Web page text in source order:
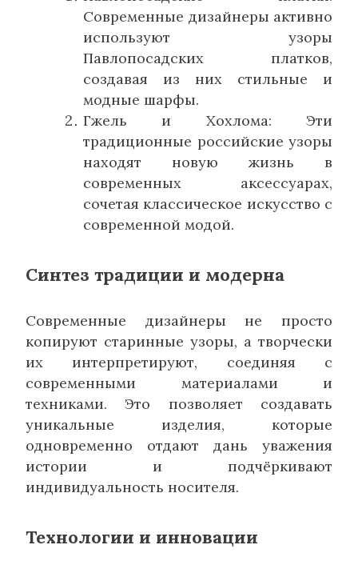
Современные дизайнеры активно
используют узоры
Павлопосадских платков,
создавая из них стильные и
модные шарфы.
Гжель и Хохлома: Эти
традиционные российские узоры
находят новую жизнь в
современных аксессуарах,
сочетая классическое искусство с
современной модой.
Синтез традиции и модерна
Современные дизайнеры не просто
копируют старинные узоры, а творчески
их интерпретируют, соединяя с
современными материалами и
техниками. Это позволяет создавать
уникальные изделия, которые
одновременно отдают дань уважения
истории и подчёркивают
индивидуальность носителя.
Технологии и инновации